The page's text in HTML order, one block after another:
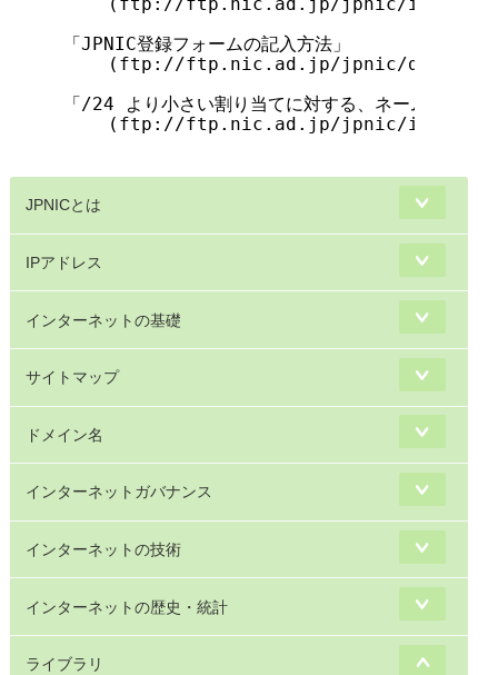
JPNICとは
IPアドレス
インターネットの基礎
サイトマップ
ドメイン名
インターネットガバナンス
インターネットの技術
インターネットの歴史・統計
ライブラリ